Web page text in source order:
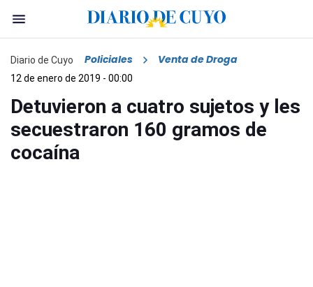
Diario de Cuyo Policiales Venta de Droga
12 de enero de 2019 - 00:00
Detuvieron a cuatro sujetos y les
secuestraron 160 gramos de
cocaína